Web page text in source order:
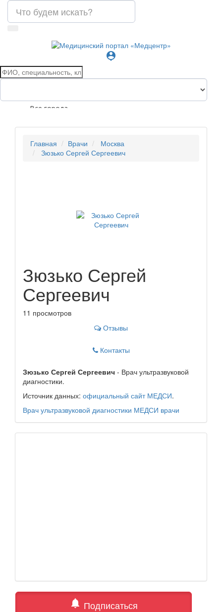
person_pin
Все города
Главная Врачи
Москва
Зюзько Сергей Сергеевич
Зюзько Сергей
Сергеевич
11 просмотров
Отзывы
Контакты
Зюзько Сергей Сергеевич - Врач ультразвуковой
диагностики.
Источник данных: официальный сайт МЕДСИ.
Врач ультразвуковой диагностики МЕДСИ врачи
notifications Подписаться